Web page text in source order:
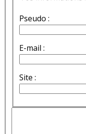
Pseudo :
E-mail :
Site :